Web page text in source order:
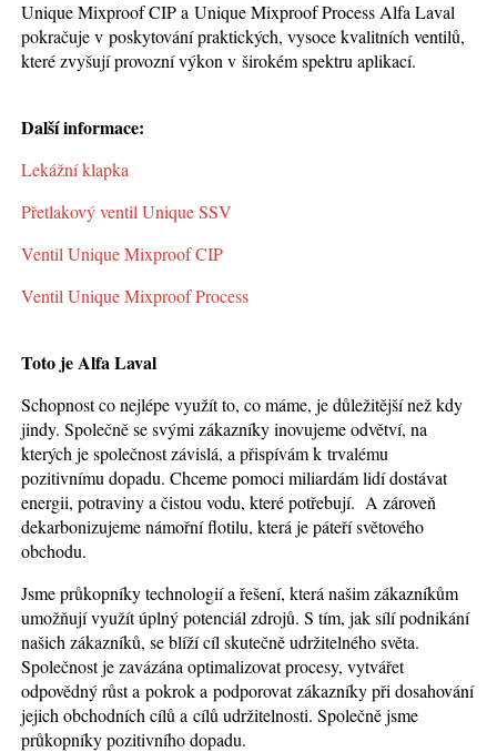
Unique Mixproof CIP a Unique Mixproof Process Alfa Laval
pokračuje v poskytování praktických, vysoce kvalitních ventilů,
které zvyšují provozní výkon v širokém spektru aplikací.
Další informace:
Lekážní klapka
Přetlakový ventil Unique SSV
Ventil Unique Mixproof CIP
Ventil Unique Mixproof Process
Toto je Alfa Laval
Schopnost co nejlépe využít to, co máme, je důležitější než kdy
jindy. Společně se svými zákazníky inovujeme odvětví, na
kterých je společnost závislá, a přispívám k trvalému
pozitivnímu dopadu. Chceme pomoci miliardám lidí dostávat
energii, potraviny a čistou vodu, které potřebují. A zároveň
dekarbonizujeme námořní flotilu, která je páteří světového
obchodu.
Jsme průkopníky technologií a řešení, která našim zákazníkům
umožňují využít úplný potenciál zdrojů. S tím, jak sílí podnikání
našich zákazníků, se blíží cíl skutečně udržitelného světa.
Společnost je zavázána optimalizovat procesy, vytvářet
odpovědný růst a pokrok a podporovat zákazníky při dosahování
jejich obchodních cílů a cílů udržitelnosti. Společně jsme
průkopníky pozitivního dopadu.